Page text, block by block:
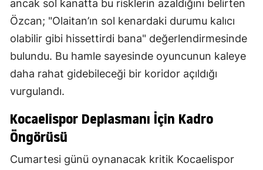
ancak sol kanatta bu risklerin azaldığını belirten
Özcan; "Olaitan’ın sol kenardaki durumu kalıcı
olabilir gibi hissettirdi bana" değerlendirmesinde
bulundu. Bu hamle sayesinde oyuncunun kaleye
daha rahat gidebileceği bir koridor açıldığı
vurgulandı.
Kocaelispor Deplasmanı İçin Kadro
Öngörüsü
Cumartesi günü oynanacak kritik Kocaelispor